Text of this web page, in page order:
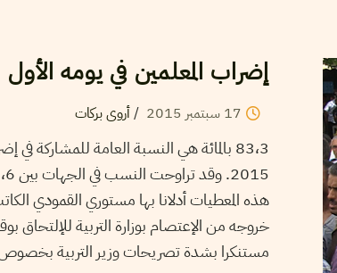
إضراب المعلمين في يومه الأول
17 سبتمبر 2015
/أروى بركات
هذه المعطيات أدلانا بها مستوري القمودي
خروجه من الإعتصام بوزارة التربية للإلتحاق
مستنكرا بشدة تصريحات وزير التربية